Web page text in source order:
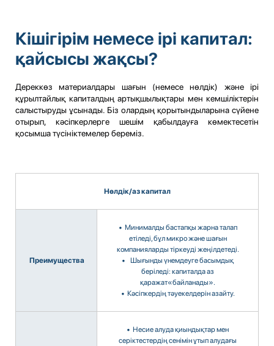
Кішігірім немесе ірі капитал:
қайсысы жақсы?
Дереккөз материалдары шағын (немесе нөлдік) және ірі
құрылтайлық капиталдың артықшылықтары мен кемшіліктерін
салыстыруды ұсынады. Біз олардың қорытындыларына сүйене
отырып, кәсіпкерлерге шешім қабылдауға көмектесетін
қосымша түсініктемелер береміз.
Нөлдік/аз капитал
Преимущества
• Минималды бастапқы жарна талап
етіледі, бұл микро және шағын
компанияларды тіркеуді жеңілдетеді.
• Шығынды үнемдеуге басымдық
беріледі: капиталда аз
қаражат«байланады».
• Кәсіпкердің тәуекелдерін азайту.
• Несие алуда қиындықтар мен
серіктестердің сенімін ұтып алудағы